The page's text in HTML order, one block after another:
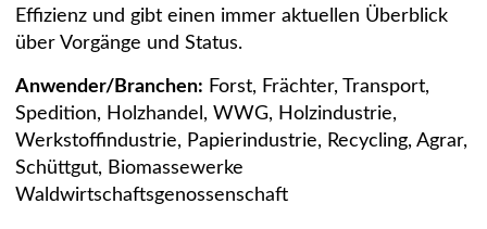
Effizienz und gibt einen immer aktuellen Überblick
über Vorgänge und Status.
Anwender/Branchen: Forst, Frächter, Transport,
Spedition, Holzhandel, WWG, Holzindustrie,
Werkstoffindustrie, Papierindustrie, Recycling, Agrar,
Schüttgut, Biomassewerke
Waldwirtschaftsgenossenschaft